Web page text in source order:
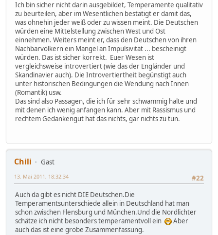
Ich bin sicher nicht darin ausgebildet, Temperamente qualitativ
zu beurteilen, aber im Wesentlichen bestätigt er damit das,
was ohnehin jeder weiß oder zu wissen meint. Die Deutschen
würden eine Mittelstellung zwischen West und Ost
einnehmen. Weiters meint er, dass den Deutschen von ihren
Nachbarvölkern ein Mangel an Impulsivität ... bescheinigt
würden. Das ist sicher korrekt. Euer Wesen ist
vergleichsweise introvertiert (wie das der Engländer und
Skandinavier auch). Die Introvertiertheit begünstigt auch
unter historischen Bedingungen die Wendung nach Innen
(Romantik) usw.
Das sind also Passagen, die ich für sehr schwammig halte und
mit denen ich wenig anfangen kann. Aber mit Rassismus und
rechtem Gedankengut hat das nichts, gar nichts zu tun.
Chili
Gast
#22
13. Mai 2011, 18:32:34
Auch da gibt es nicht DIE Deutschen.Die
Temperamentsunterschiede allein in Deutschland hat man
schon zwischen Flensburg und München.Und die Nordlichter
schätze ich nicht besonders temperamentvoll ein
Aber
auch das ist eine grobe Zusammenfassung.